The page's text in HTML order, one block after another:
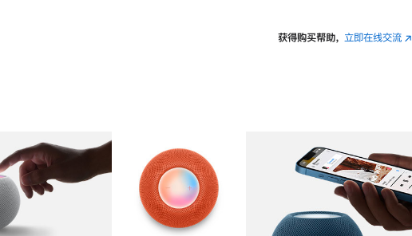
获得购买帮助， 立即在线交流(在
图库 图像 图库 图像 图库 图像 4